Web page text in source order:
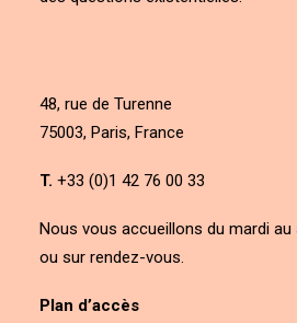
48, rue de Turenne
75003, Paris, France
T. +33 (0)1 42 76 00 33
Nous vous accueillons du mardi au
ou sur rendez-vous.
Plan d’accès